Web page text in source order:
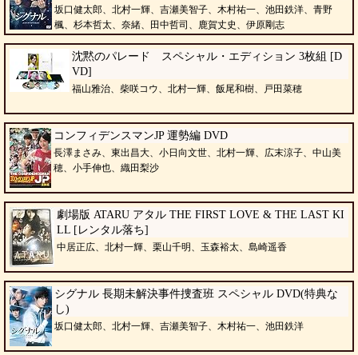
坂口健太郎、北村一輝、吉瀬美智子、木村祐一、池田鉄洋、青野
楓、杉本哲太、奈緒、田中哲司、鹿賀丈史、伊原剛志
沈黙のパレード スペシャル・エディション 3枚組 [D
VD]
福山雅治、柴咲コウ、北村一輝、飯尾和樹、戸田菜穂
コンフィデンスマンJP 運勢編 DVD
長澤まさみ、東出昌大、小日向文世、北村一輝、広末涼子、中山美
穂、小手伸也、織田梨沙
劇場版 ATARU アタル THE FIRST LOVE & THE LAST KI
LL [レンタル落ち]
中居正広、北村一輝、栗山千明、玉森裕太、島崎遥香
シグナル 長期未解決事件捜査班 スペシャル DVD(特典な
し)
坂口健太郎、北村一輝、吉瀬美智子、木村祐一、池田鉄洋